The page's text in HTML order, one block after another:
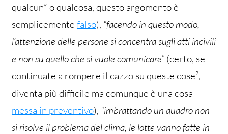
qualcun* o qualcosa, questo argomento è
semplicemente falso), “facendo in questo modo,
l’attenzione delle persone si concentra sugli atti incivili
e non su quello che si vuole comunicare”(certo, se
continuate a rompere il cazzo su queste cose²,
diventa più difficile ma comunque è una cosa
messa in preventivo), “imbrattando un quadro non
si risolve il problema del clima, le lotte vanno fatte in